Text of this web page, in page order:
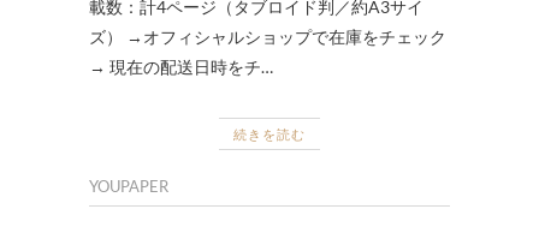
載数：計4ページ（タブロイド判／約A3サイ
ズ） →オフィシャルショップで在庫をチェック
→ 現在の配送日時をチ…
続きを読む
YOUPAPER